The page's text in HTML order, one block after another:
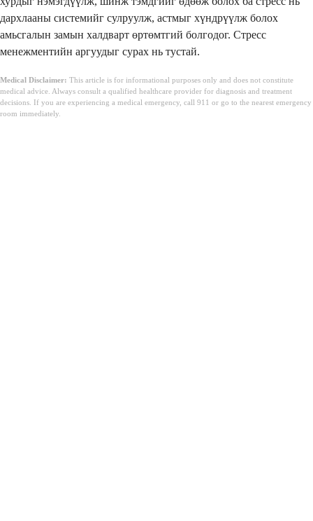
дархлааны системийг сулруулж, астмыг хүндрүүлж болох
амьсгалын замын халдварт өртөмтгий болгодог. Стресс
менежментийн аргуудыг сурах нь тустай.
Medical Disclaimer: This article is for informational purposes only and does not constitute
medical advice. Always consult a qualified healthcare provider for diagnosis and treatment
decisions. If you are experiencing a medical emergency, call 911 or go to the nearest emergency
room immediately.